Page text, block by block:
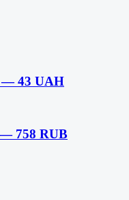
— 43 UAH
758 RUB